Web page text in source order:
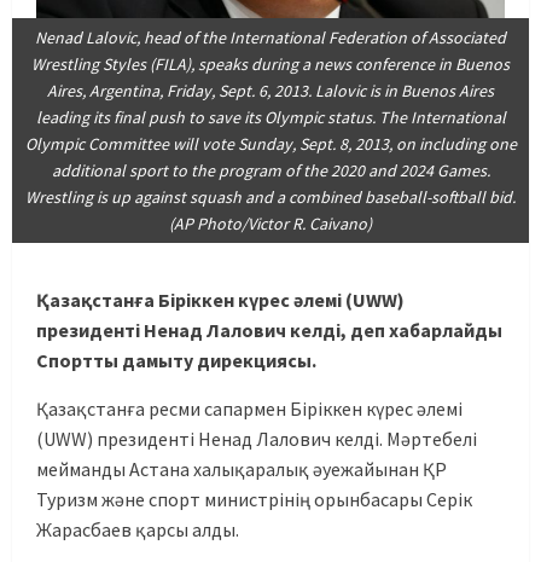
Nenad Lalovic, head of the International Federation of Associated
Wrestling Styles (FILA), speaks during a news conference in Buenos
Aires, Argentina, Friday, Sept. 6, 2013. Lalovic is in Buenos Aires
leading its final push to save its Olympic status. The International
Olympic Committee will vote Sunday, Sept. 8, 2013, on including one
additional sport to the program of the 2020 and 2024 Games.
Wrestling is up against squash and a combined baseball-softball bid.
(AP Photo/Victor R. Caivano)
Қазақстанға Біріккен күрес әлемі (UWW)
президенті Ненад Лалович келді, деп хабарлайды
Спортты дамыту дирекциясы.
Қазақстанға ресми сапармен Біріккен күрес әлемі
(UWW) президенті Ненад Лалович келді. Мәртебелі
мейманды Астана халықаралық әуежайынан ҚР
Туризм және спорт министрінің орынбасары Серік
Жарасбаев қарсы алды.